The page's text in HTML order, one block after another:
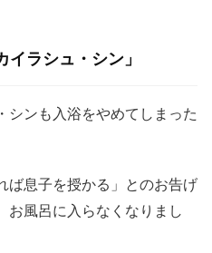
ラシュ・シン」
シンも入浴をやめてしまった
ば息子を授かる」とのお告げ
お風呂に入らなくなりまし